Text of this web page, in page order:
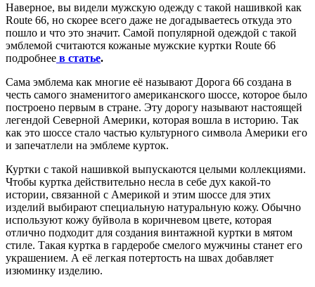
Наверное, вы видели мужскую одежду с такой нашивкой как
Route 66, но скорее всего даже не догадываетесь откуда это
пошло и что это значит. Самой популярной одеждой с такой
эмблемой считаются кожаные мужские куртки Route 66
подробнее в статье.
Сама эмблема как многие её называют Дорога 66 создана в
честь самого знаменитого американского шоссе, которое было
построено первым в стране. Эту дорогу называют настоящей
легендой Северной Америки, которая вошла в историю. Так
как это шоссе стало частью культурного символа Америки его
и запечатлели на эмблеме курток.
Куртки с такой нашивкой выпускаются целыми коллекциями.
Чтобы куртка действительно несла в себе дух какой-то
истории, связанной с Америкой и этим шоссе для этих
изделий выбирают специальную натуральную кожу. Обычно
используют кожу буйвола в коричневом цвете, которая
отлично подходит для создания винтажной куртки в мятом
стиле. Такая куртка в гардеробе смелого мужчины станет его
украшением. А её легкая потертость на швах добавляет
изюминку изделию.